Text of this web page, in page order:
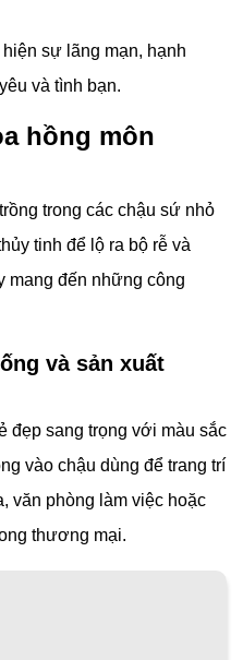
sự lãng mạn, hạnh
và tình bạn.
hồng môn
trong các chậu sứ nhỏ
tinh để lộ ra bộ rễ và
mang đến những công
và sản xuất
đẹp sang trọng với màu sắc
vào chậu dùng để trang trí
văn phòng làm việc hoặc
thương mại.